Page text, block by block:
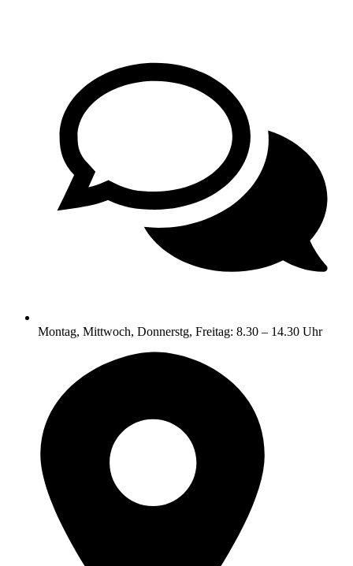
Montag, Mittwoch, Donnerstg, Freitag: 8.30 – 14.30 Uhr